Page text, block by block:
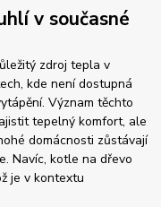
v současné
zdroj tepla v
kde není dostupná
Význam těchto
tepelný komfort, ale
domácnosti zůstávají
Navíc, kotle na dřevo
je v kontextu